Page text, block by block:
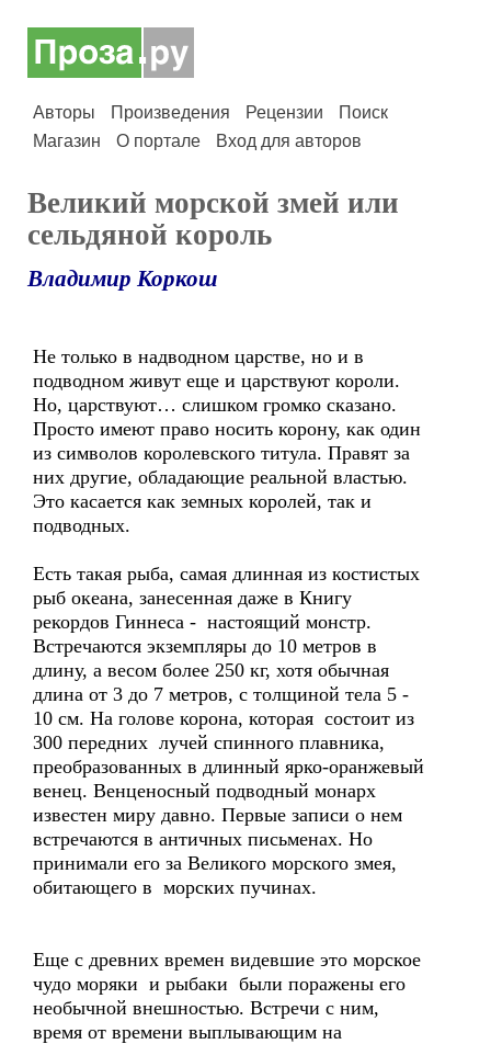
Авторы Произведения Рецензии
Поиск
Магазин
О портале Вход для авторов
Великий морской змей или
сельдяной король
Владимир Коркош
Не только в надводном царстве, но и в
подводном живут еще и царствуют короли.
Но, царствуют… слишком громко сказано.
Просто имеют право носить корону, как один
из символов королевского титула. Правят за
них другие, обладающие реальной властью.
Это касается как земных королей, так и
подводных.
Есть такая рыба, самая длинная из костистых
рыб океана, занесенная даже в Книгу
рекордов Гиннеса - настоящий монстр.
Встречаются экземпляры до 10 метров в
длину, а весом более 250 кг, хотя обычная
длина от 3 до 7 метров, с толщиной тела 5 -
10 см. На голове корона, которая состоит из
300 передних лучей спинного плавника,
преобразованных в длинный ярко-оранжевый
венец. Венценосный подводный монарх
известен миру давно. Первые записи о нем
встречаются в античных письменах. Но
принимали его за Великого морского змея,
обитающего в морских пучинах.
Еще с древних времен видевшие это морское
чудо моряки и рыбаки были поражены его
необычной внешностью. Встречи с ним,
время от времени выплывающим на